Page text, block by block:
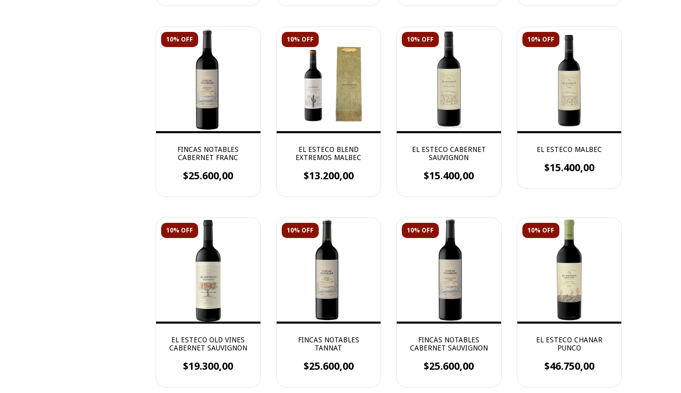
10% OFF
FINCAS NOTABLES
CABERNET FRANC
$25.600,00
10% OFF
EL ESTECO BLEND
EXTREMOS MALBEC
$13.200,00
10% OFF
EL ESTECO CABERNET
SAUVIGNON
$15.400,00
10% OFF
EL ESTECO MALBEC
$15.400,00
10% OFF
EL ESTECO OLD VINES
CABERNET SAUVIGNON
$19.300,00
10% OFF
FINCAS NOTABLES
TANNAT
$25.600,00
10% OFF
FINCAS NOTABLES
CABERNET SAUVIGNON
$25.600,00
10% OFF
EL ESTECO CHANAR
PUNCO
$46.750,00